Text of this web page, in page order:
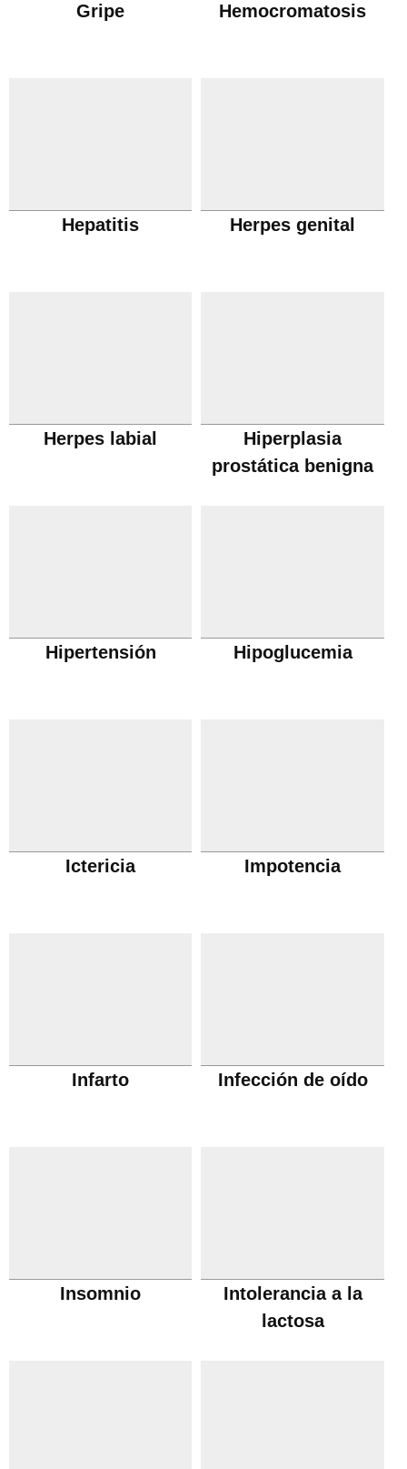
Gripe Hemocromatosis
Hepatitis Herpes genital
Herpes labial
Hiperplasia
prostática benigna
Hipertensión Hipoglucemia
Ictericia Impotencia
Infarto Infección de oído
Insomnio
Intolerancia a la
lactosa